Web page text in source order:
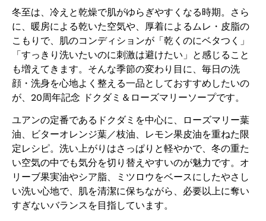
冬至は、冷えと乾燥で肌がゆらぎやすくなる時期。さら
に、暖房による乾いた空気や、厚着によるムレ・皮脂の
こもりで、肌のコンディションが「乾くのにベタつく」
「すっきり洗いたいのに刺激は避けたい」と感じること
も増えてきます。そんな季節の変わり目に、毎日の洗
顔・洗身を心地よく整える一品としておすすめしたいの
が、20周年記念 ドクダミ＆ローズマリーソープです。
ユアンの定番であるドクダミを中心に、ローズマリー葉
油、ビターオレンジ葉／枝油、レモン果皮油を重ねた限
定レシピ。洗い上がりはさっぱりと軽やかで、冬の重た
い空気の中でも気分を切り替えやすいのが魅力です。オ
リーブ果実油やシア脂、ミツロウをベースにしたやさし
い洗い心地で、肌を清潔に保ちながら、必要以上に奪い
すぎないバランスを目指しています。